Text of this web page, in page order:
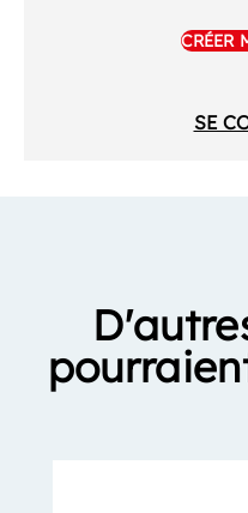
CRÉER
SE